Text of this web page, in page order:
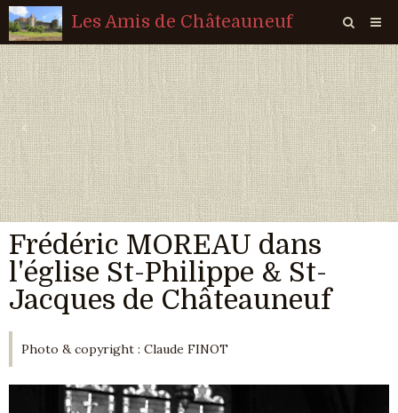
Les Amis de Châteauneuf
Page d'accueil
Livre d'or
Agenda
Quiz
Vidéos
Album
Contact
Sondages
‹ ›
Frédéric MOREAU dans
l'église St-Philippe & St-
Jacques de Châteauneuf
Photo & copyright : Claude FINOT